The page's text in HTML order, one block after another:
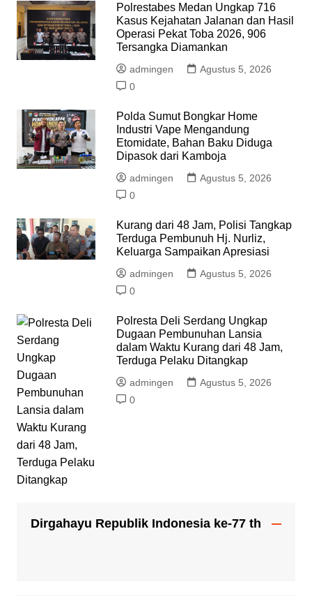
Polrestabes Medan Ungkap 716
Kasus Kejahatan Jalanan dan Hasil
Operasi Pekat Toba 2026, 906
Tersangka Diamankan
admingen
Agustus 5, 2026
0
Polda Sumut Bongkar Home
Industri Vape Mengandung
Etomidate, Bahan Baku Diduga
Dipasok dari Kamboja
admingen
Agustus 5, 2026
0
Kurang dari 48 Jam, Polisi Tangkap
Terduga Pembunuh Hj. Nurliz,
Keluarga Sampaikan Apresiasi
admingen
Agustus 5, 2026
0
Polresta Deli Serdang Ungkap
Dugaan Pembunuhan Lansia
dalam Waktu Kurang dari 48 Jam,
Terduga Pelaku Ditangkap
admingen
Agustus 5, 2026
0
Dirgahayu Republik Indonesia ke-77 th